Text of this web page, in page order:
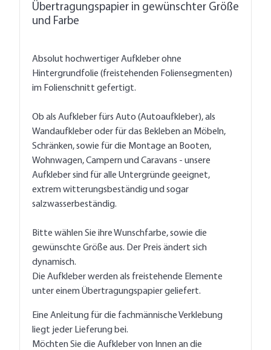
Übertragungspapier in gewünschter Größe
und Farbe
Absolut hochwertiger Aufkleber ohne
Hintergrundfolie (freistehenden Foliensegmenten)
im Folienschnitt gefertigt.
Ob als Aufkleber fürs Auto (Autoaufkleber), als
Wandaufkleber oder für das Bekleben an Möbeln,
Schränken, sowie für die Montage an Booten,
Wohnwagen, Campern und Caravans - unsere
Aufkleber sind für alle Untergründe geeignet,
extrem witterungsbeständig und sogar
salzwasserbeständig.
Bitte wählen Sie ihre Wunschfarbe, sowie die
gewünschte Größe aus. Der Preis ändert sich
dynamisch.
Die Aufkleber werden als freistehende Elemente
unter einem Übertragungspapier geliefert.
Eine Anleitung für die fachmännische Verklebung
liegt jeder Lieferung bei.
Möchten Sie die Aufkleber von Innen an die